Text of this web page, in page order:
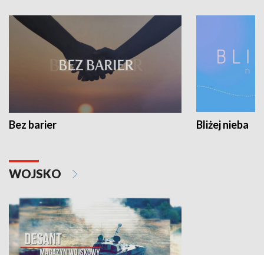
Bez barier Bliżej nieba
WOJSKO